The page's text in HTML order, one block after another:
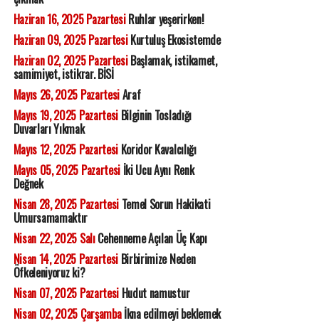
Haziran 16, 2025 PazartesiRuhlar yeşerirken!
Haziran 09, 2025 PazartesiKurtuluş Ekosistemde
Haziran 02, 2025 PazartesiBaşlamak, istikamet,
samimiyet, istikrar. BİSİ
Mayıs 26, 2025 PazartesiAraf
Mayıs 19, 2025 PazartesiBilginin Tosladığı
Duvarları Yıkmak
Mayıs 12, 2025 PazartesiKoridor Kavalcılığı
Mayıs 05, 2025 Pazartesiİki Ucu Aynı Renk
Değnek
Nisan 28, 2025 PazartesiTemel Sorun Hakikati
Umursamamaktır
Nisan 22, 2025 SalıCehenneme Açılan Üç Kapı
Nisan 14, 2025 PazartesiBirbirimize Neden
Öfkeleniyoruz ki?
Nisan 07, 2025 PazartesiHudut namustur
Nisan 02, 2025 Çarşambaİkna edilmeyi beklemek